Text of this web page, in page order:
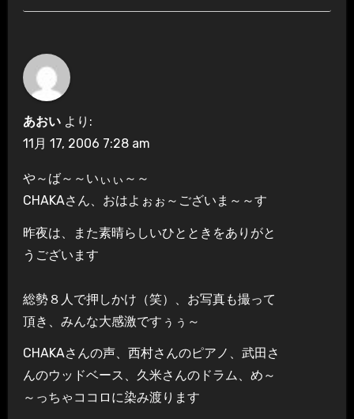
あおい より:
11月 17, 2006 7:28 am
や～ば～～いぃぃ～～
CHAKAさん、おはよぉぉ～ございま～～す
昨夜は、また素晴らしいひとときをありがと
うございます
総勢８人で押しかけ（笑）、お写真も撮って
頂き、みんな大感激ですぅぅ～
CHAKAさんの声、西村さんのピアノ、武田さ
んのウッドベース、久米さんのドラム、め～
～っちゃココロに染み渡ります